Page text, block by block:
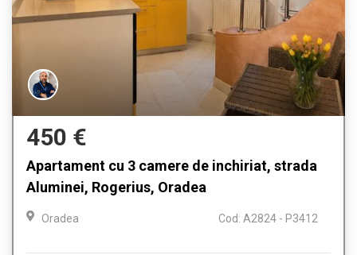
450 €
Apartament cu 3 camere de inchiriat, strada
Aluminei, Rogerius, Oradea
Oradea Cod: A2824 - P3412